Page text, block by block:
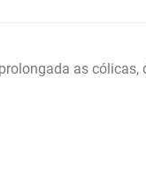
as cólicas,